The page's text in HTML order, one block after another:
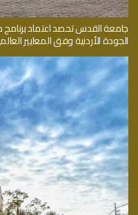
جامعة القدس تحصد اعتماد
الجودة الأردنية وفق المعايير